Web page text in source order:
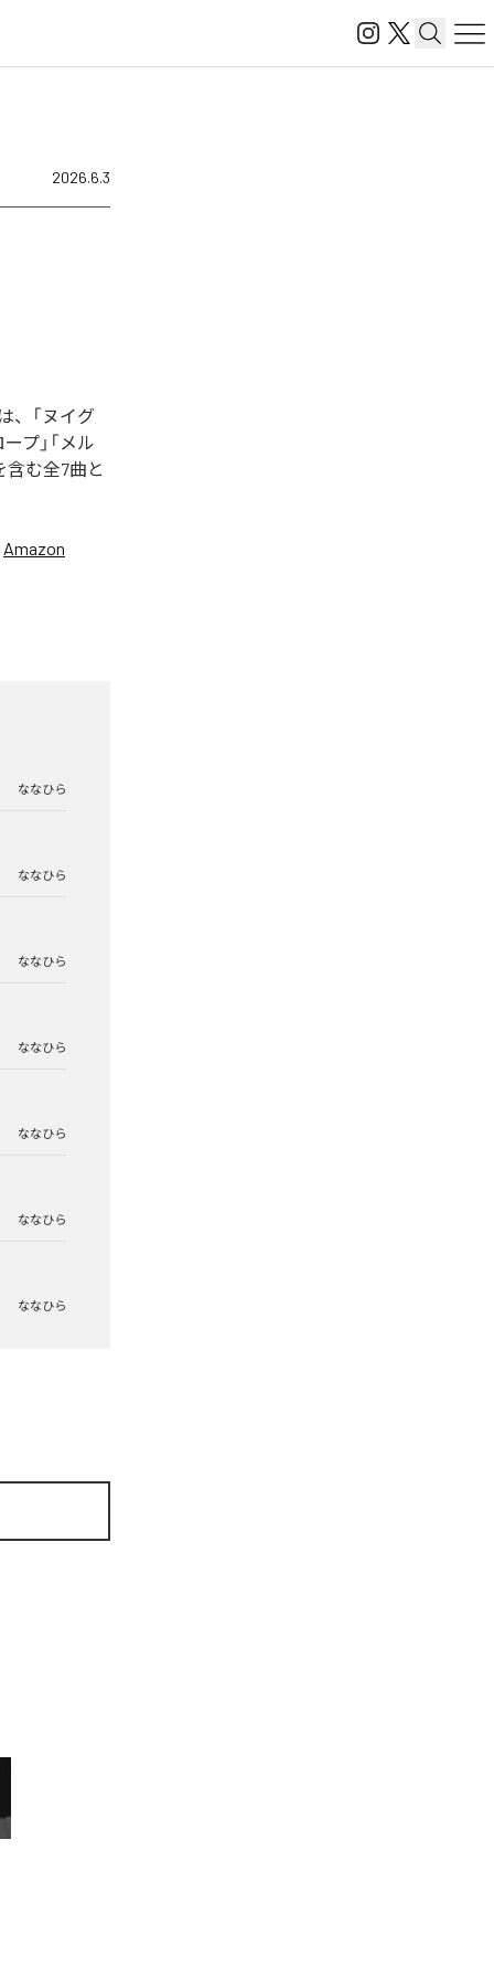
2026.6.3
、「ヌイグ
プ」「メル
含む全7曲と
Amazon
ななひら
ななひら
ななひら
ななひら
ななひら
ななひら
ななひら